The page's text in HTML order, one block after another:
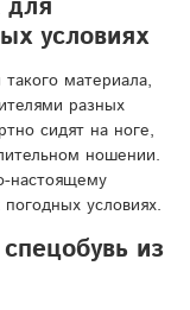
для
условиях
материала,
разных
сидят на ноге,
ношении.
настоящему
условиях.
из